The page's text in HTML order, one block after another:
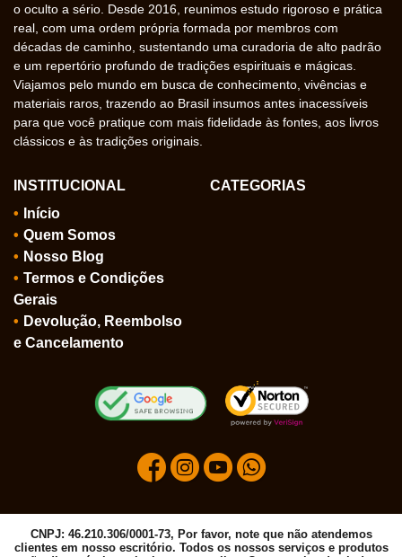
o oculto a sério. Desde 2016, reunimos estudo rigoroso e prática
real, com uma ordem própria formada por membros com
décadas de caminho, sustentando uma curadoria de alto padrão
e um repertório profundo de tradições espirituais e mágicas.
Viajamos pelo mundo em busca de conhecimento, vivências e
materiais raros, trazendo ao Brasil insumos antes inacessíveis
para que você pratique com mais fidelidade às fontes, aos livros
clássicos e às tradições originais.
INSTITUCIONAL
Início
Quem Somos
Nosso Blog
Termos e Condições
Gerais
Devolução, Reembolso
e Cancelamento
CATEGORIAS
CNPJ: 46.210.306/0001-73, Por favor, note que não atendemos
clientes em nosso escritório. Todos os nossos serviços e produtos